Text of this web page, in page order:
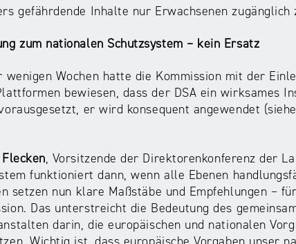
gefährdende Inhalte nur Erwachsenen zugänglich
zum nationalen Schutzsystem – kein Ersatz
wenigen Wochen hatte die Kommission mit der
bewiesen, dass der DSA ein wirksames
er wird konsequent angewendet (siehe
, Vorsitzende der Direktorenkonferenz der
funktioniert dann, wenn alle Ebenen
setzen nun klare Maßstäbe und Empfehlungen –
Das unterstreicht die Bedeutung des
darin, die europäischen und nationalen